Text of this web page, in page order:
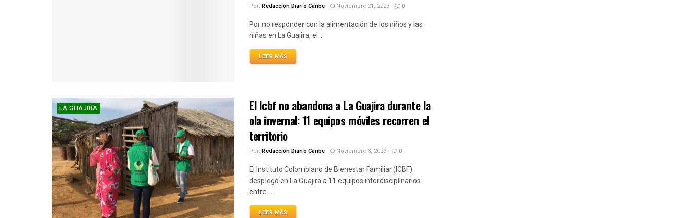
Por: Redacción Diario Caribe Noviembre 21, 2023 0
Por no responder con la alimentación de los niños y las
niñas en La Guajira, el ...
LEER MÁS
LA GUAJIRA
El Icbf no abandona a La Guajira durante la
ola invernal: 11 equipos móviles recorren el
territorio
Por: Redacción Diario Caribe Noviembre 3, 2023 0
El Instituto Colombiano de Bienestar Familiar (ICBF)
desplegó en La Guajira a 11 equipos interdisciplinarios
entre ...
LEER MÁS